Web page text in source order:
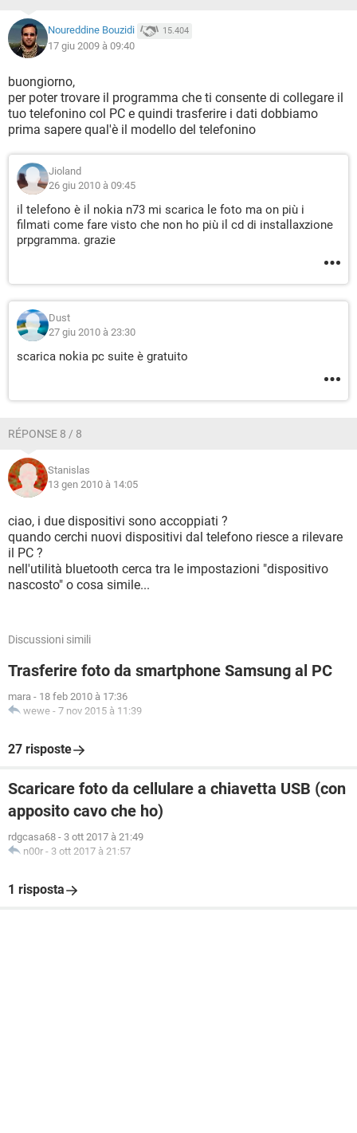
Noureddine Bouzidi 15.404
17 giu 2009 à 09:40
buongiorno,
per poter trovare il programma che ti consente di collegare il
tuo telefonino col PC e quindi trasferire i dati dobbiamo
prima sapere qual'è il modello del telefonino
Jioland
26 giu 2010 à 09:45
il telefono è il nokia n73 mi scarica le foto ma on più i
filmati come fare visto che non ho più il cd di installaxzione
prpgramma. grazie
Dust
27 giu 2010 à 23:30
scarica nokia pc suite è gratuito
RÉPONSE 8 / 8
Stanislas
13 gen 2010 à 14:05
ciao, i due dispositivi sono accoppiati ?
quando cerchi nuovi dispositivi dal telefono riesce a rilevare
il PC ?
nell'utilità bluetooth cerca tra le impostazioni "dispositivo
nascosto" o cosa simile...
Discussioni simili
Trasferire foto da smartphone Samsung al PC
mara - 18 feb 2010 à 17:36
wewe - 7 nov 2015 à 11:39
27 risposte
Scaricare foto da cellulare a chiavetta USB (con
apposito cavo che ho)
rdgcasa68 - 3 ott 2017 à 21:49
n00r - 3 ott 2017 à 21:57
1 risposta